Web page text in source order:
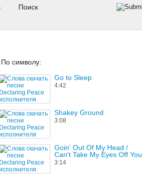
По символу:
Go to Sleep
4:42
Shakey Ground
3:08
Goin' Out Of My Head /
Can't Take My Eyes Off You
3:14